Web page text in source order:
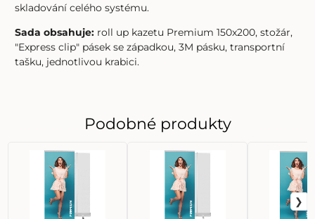
skladování celého systému.
Sada obsahuje: roll up kazetu Premium 150x200, stožár,
"Express clip" pásek se západkou, 3M pásku, transportní
tašku, jednotlivou krabici.
Podobné produkty